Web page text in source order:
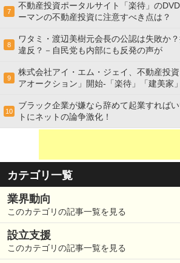
7
不動産投資ポータルサイト「楽待」の
ーマンの不動産投資に注意すべき点は？
8
ワタミ・渡辺美樹元会長の公認は失敗か
違反？－自民党も内部にも反発の声が
9
株式会社アイ・エム・ジェイ、不動産投
アオークション」開始-「楽待」「建美家
10
ブラック企業が嫌なら辞めて起業すれば
トにネットの論争激化！
カテゴリ一覧
業界動向
このカテゴリの記事一覧を見る
設立支援
このカテゴリの記事一覧を見る